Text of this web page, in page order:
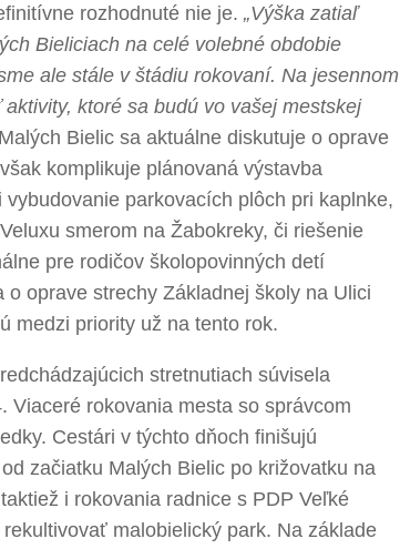
rozhodnuté nie je. „Výška zatiaľ
Bieliciach na celé volebné obdobie
ale stále v štádiu rokovaní. Na jesennom
ktoré sa budú vo vašej mestskej
Bielic sa aktuálne diskutuje o oprave
komplikuje plánovaná výstavba
parkovacích plôch pri kaplnke,
smerom na Žabokreky, či riešenie
pre rodičov školopovinných detí
oprave strechy Základnej školy na Ulici
medzi priority už na tento rok.
stretnutiach súvisela
Viaceré rokovania mesta so správcom
Cestári v týchto dňoch finišujú
začiatku Malých Bielic po križovatku na
i rokovania radnice s PDP Veľké
malobielický park. Na základe